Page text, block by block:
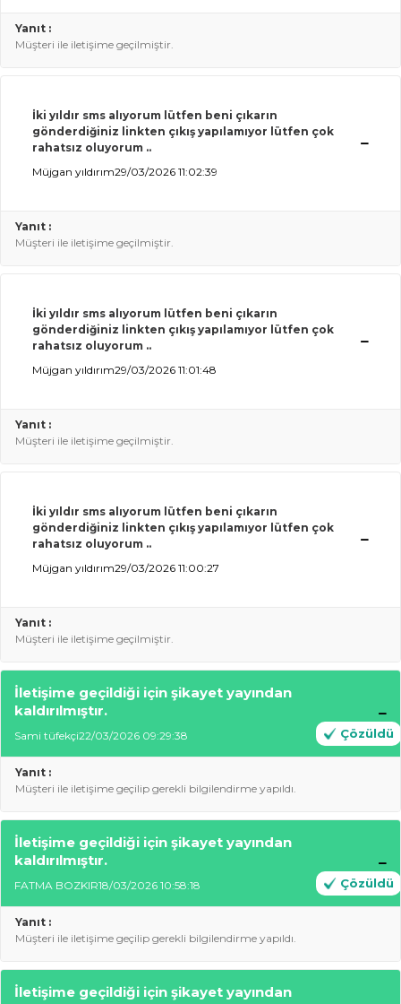
Yanıt :
Müşteri ile iletişime geçilmiştir.
İki yıldır sms alıyorum lütfen beni çıkarın
gönderdiğiniz linkten çıkış yapılamıyor lütfen çok
rahatsız oluyorum ..
Müjgan yıldırım29/03/2026 11:02:39
Yanıt :
Müşteri ile iletişime geçilmiştir.
İki yıldır sms alıyorum lütfen beni çıkarın
gönderdiğiniz linkten çıkış yapılamıyor lütfen çok
rahatsız oluyorum ..
Müjgan yıldırım29/03/2026 11:01:48
Yanıt :
Müşteri ile iletişime geçilmiştir.
İki yıldır sms alıyorum lütfen beni çıkarın
gönderdiğiniz linkten çıkış yapılamıyor lütfen çok
rahatsız oluyorum ..
Müjgan yıldırım29/03/2026 11:00:27
Yanıt :
Müşteri ile iletişime geçilmiştir.
İletişime geçildiği için şikayet yayından
kaldırılmıştır.
Çözüldü
Sami tüfekçi22/03/2026 09:29:38
Yanıt :
Müşteri ile iletişime geçilip gerekli bilgilendirme yapıldı.
İletişime geçildiği için şikayet yayından
kaldırılmıştır.
Çözüldü
FATMA BOZKIR18/03/2026 10:58:18
Yanıt :
Müşteri ile iletişime geçilip gerekli bilgilendirme yapıldı.
İletişime geçildiği için şikayet yayından